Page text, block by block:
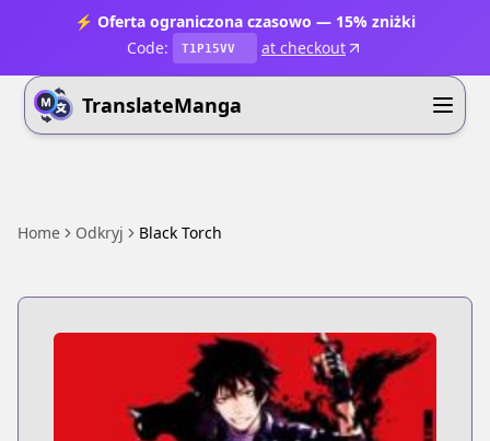
⚡ Oferta ograniczona czasowo — 15% zniżki
Code:
T1P15VV at checkout
TranslateManga
Home Odkryj Black Torch